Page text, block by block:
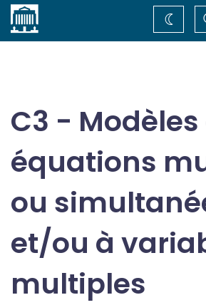
Accueil
de
C3 - Modèles
équations
ou
et/ou à
multiples